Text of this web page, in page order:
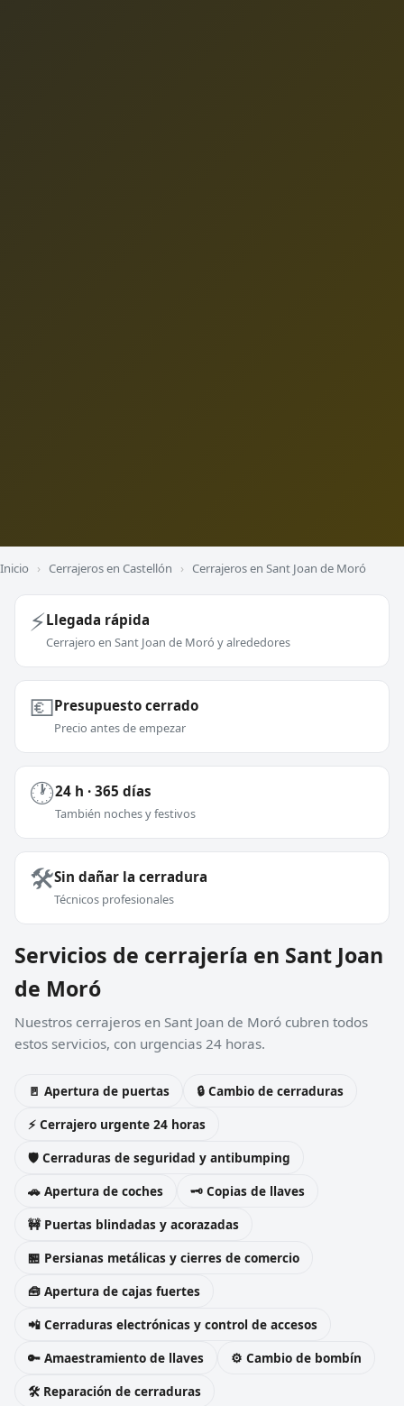
Inicio › Cerrajeros en Castellón › Cerrajeros en Sant Joan de Moró
⚡Llegada rápida
Cerrajero en Sant Joan de Moró y alrededores
💶Presupuesto cerrado
Precio antes de empezar
🕐24 h · 365 días
También noches y festivos
🛠️Sin dañar la cerradura
Técnicos profesionales
Servicios de cerrajería en Sant Joan
de Moró
Nuestros cerrajeros en Sant Joan de Moró cubren todos
estos servicios, con urgencias 24 horas.
🚪 Apertura de puertas
🔒 Cambio de cerraduras
⚡ Cerrajero urgente 24 horas
🛡️ Cerraduras de seguridad y antibumping
🚗 Apertura de coches
🗝️ Copias de llaves
🚧 Puertas blindadas y acorazadas
🏪 Persianas metálicas y cierres de comercio
🧰 Apertura de cajas fuertes
📲 Cerraduras electrónicas y control de accesos
🔑 Amaestramiento de llaves
⚙️ Cambio de bombín
🛠️ Reparación de cerraduras